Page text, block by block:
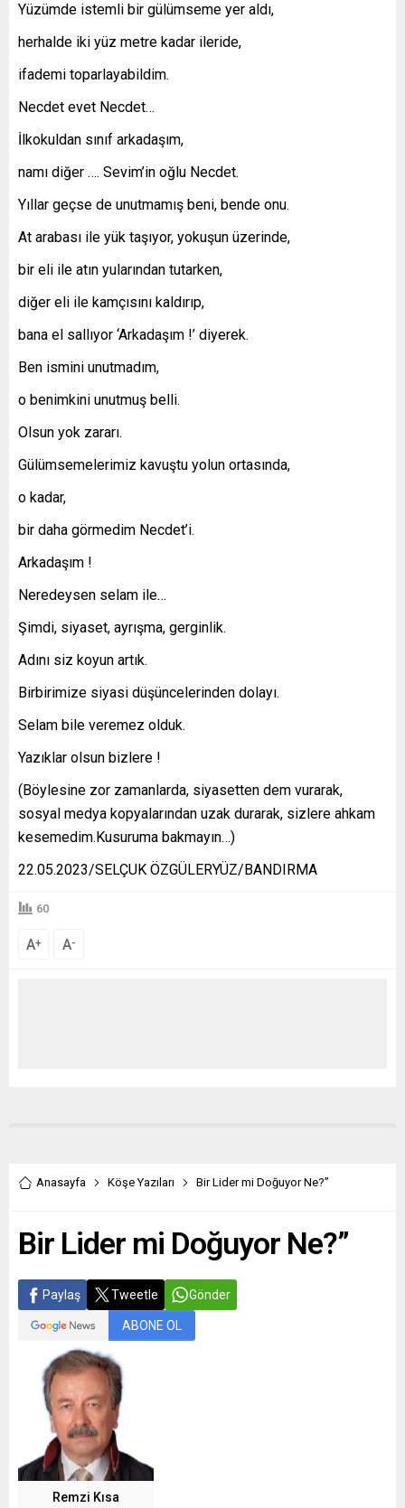
Yüzümde istemli bir gülümseme yer aldı,
herhalde iki yüz metre kadar ileride,
ifademi toparlayabildim.
Necdet evet Necdet…
İlkokuldan sınıf arkadaşım,
namı diğer …. Sevim’in oğlu Necdet.
Yıllar geçse de unutmamış beni, bende onu.
At arabası ile yük taşıyor, yokuşun üzerinde,
bir eli ile atın yularından tutarken,
diğer eli ile kamçısını kaldırıp,
bana el sallıyor ‘Arkadaşım !’ diyerek.
Ben ismini unutmadım,
o benimkini unutmuş belli.
Olsun yok zararı.
Gülümsemelerimiz kavuştu yolun ortasında,
o kadar,
bir daha görmedim Necdet’i.
Arkadaşım !
Neredeysen selam ile…
Şimdi, siyaset, ayrışma, gerginlik.
Adını siz koyun artık.
Birbirimize siyasi düşüncelerinden dolayı.
Selam bile veremez olduk.
Yazıklar olsun bizlere !
(Böylesine zor zamanlarda, siyasetten dem vurarak,
sosyal medya kopyalarından uzak durarak, sizlere ahkam
kesemedim.Kusuruma bakmayın…)
22.05.2023/SELÇUK ÖZGÜLERYÜZ/BANDIRMA
60
A+ A-
Anasayfa Köşe Yazıları Bir Lider mi Doğuyor Ne?”
Bir Lider mi Doğuyor Ne?”
Paylaş Tweetle Gönder
ABONE OL
Remzi Kısa